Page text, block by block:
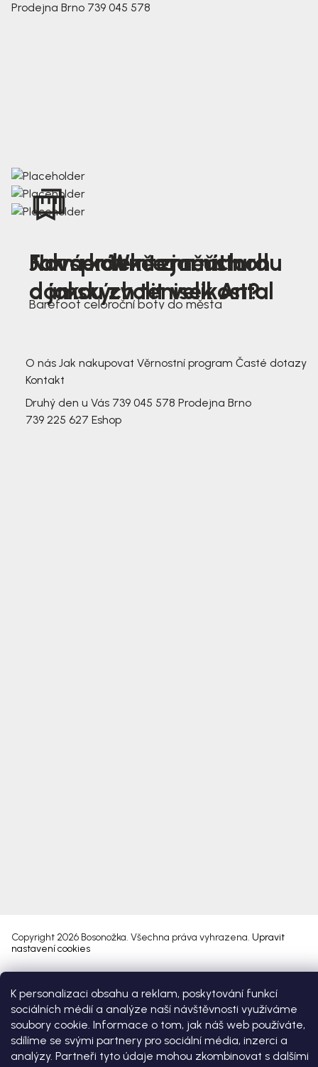
K personalizaci obsahu a reklam, poskytování funkcí
sociálních médií a analýze naší návštěvnosti využíváme
soubory cookie. Informace o tom, jak náš web používáte,
sdílíme se svými partnery pro sociální média, inzerci a
analýzy. Partneři tyto údaje mohou zkombinovat s dalšími
Prodejna Brno 739 045 578
Nová kolekce jarních
dámských tenisek Antal
Jak správně změřit nohu
a jakou zvolit velikost?
Farmer Winter mustard
Barefoot celoroční boty do města
O nás Jak nakupovat Věrnostní program Časté dotazy
Kontakt
Druhý den u Vás 739 045 578 Prodejna Brno
739 225 627 Eshop
Copyright 2026 Bosonožka. Všechna práva vyhrazena. Upravit
nastavení cookies